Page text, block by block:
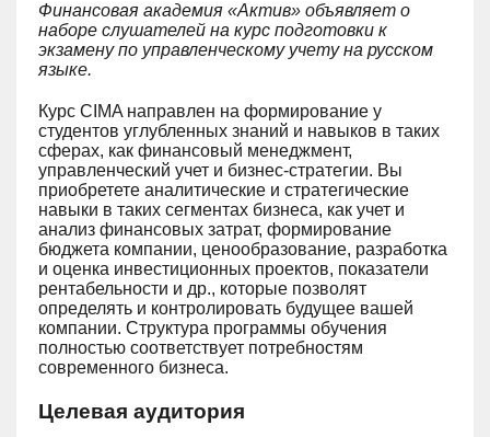
Финансовая академия «Актив» объявляет о
наборе слушателей на курс подготовки к
экзамену по управленческому учету на русском
языке.
Курс CIMA направлен на формирование у
студентов углубленных знаний и навыков в таких
сферах, как финансовый менеджмент,
управленческий учет и бизнес-стратегии. Вы
приобретете аналитические и стратегические
навыки в таких сегментах бизнеса, как учет и
анализ финансовых затрат, формирование
бюджета компании, ценообразование, разработка
и оценка инвестиционных проектов, показатели
рентабельности и др., которые позволят
определять и контролировать будущее вашей
компании. Структура программы обучения
полностью соответствует потребностям
современного бизнеса.
Целевая аудитория